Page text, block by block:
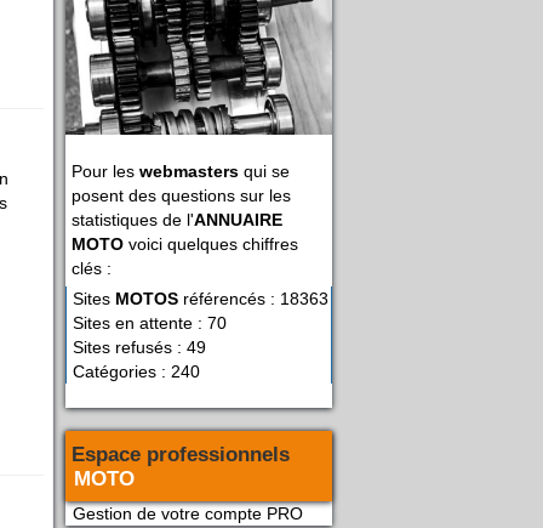
Pour les webmasters qui se
posent des questions sur les
statistiques de l'ANNUAIRE
MOTO voici quelques chiffres
clés :
Sites MOTOS référencés : 18363
Sites en attente : 70
Sites refusés : 49
Catégories : 240
Espace professionnels
MOTO
Gestion de votre compte PRO